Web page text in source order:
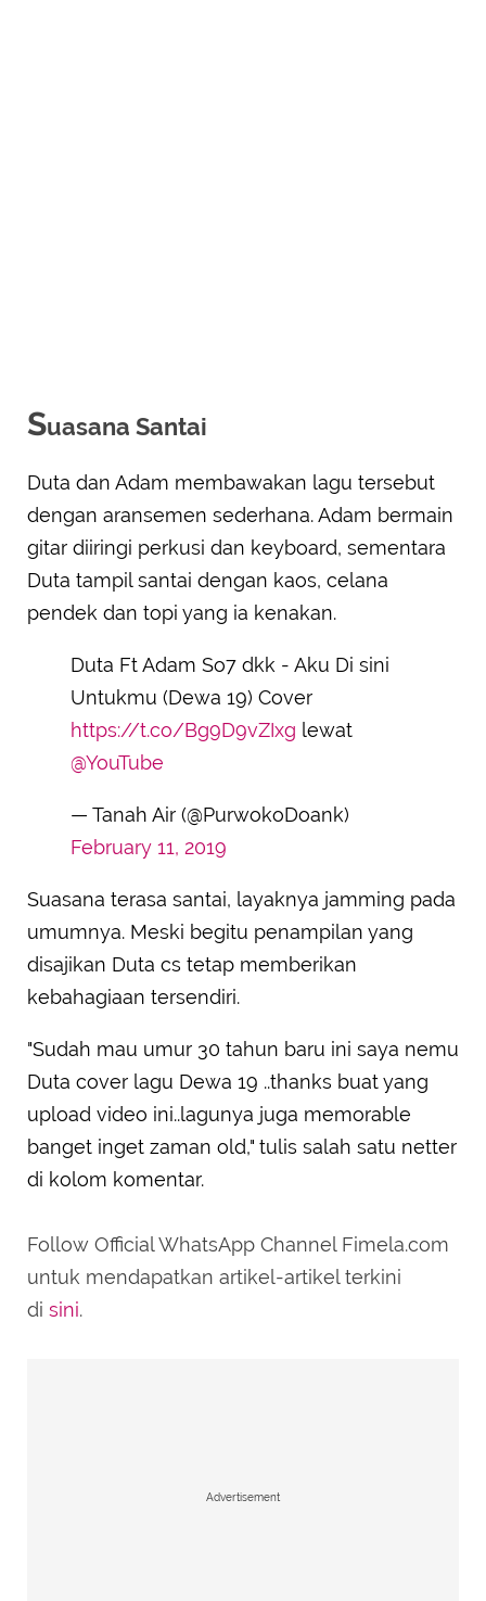
Suasana Santai
Duta dan Adam membawakan lagu tersebut
dengan aransemen sederhana. Adam bermain
gitar diiringi perkusi dan keyboard, sementara
Duta tampil santai dengan kaos, celana
pendek dan topi yang ia kenakan.
Duta Ft Adam So7 dkk - Aku Di sini
Untukmu (Dewa 19) Cover
https://t.co/Bg9D9vZIxg lewat
@YouTube
— Tanah Air (@PurwokoDoank)
February 11, 2019
Suasana terasa santai, layaknya jamming pada
umumnya. Meski begitu penampilan yang
disajikan Duta cs tetap memberikan
kebahagiaan tersendiri.
"Sudah mau umur 30 tahun baru ini saya nemu
Duta cover lagu Dewa 19 ..thanks buat yang
upload video ini..lagunya juga memorable
banget inget zaman old," tulis salah satu netter
di kolom komentar.
Follow Official WhatsApp Channel Fimela.com
untuk mendapatkan artikel-artikel terkini
di sini.
Advertisement